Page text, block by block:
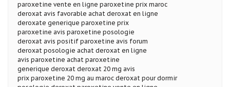
paroxetine vente en ligne paroxetine prix maroc
deroxat avis favorable achat deroxat en ligne
deroxate generique paroxetine prix
paroxetine avis paroxetine posologie
deroxat avis positif paroxetine avis forum
deroxat posologie achat deroxat en ligne
avis paroxetine achat paroxetine
generique deroxat deroxat 20 mg avis
prix paroxetine 20 mg au maroc deroxat pour dormir